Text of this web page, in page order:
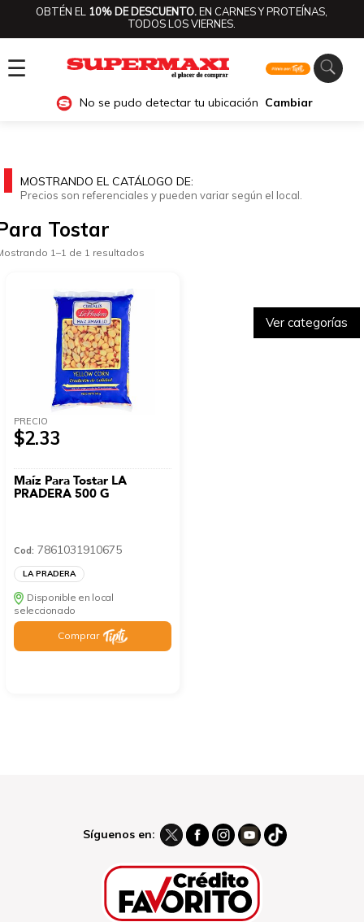
OBTÉN EL 10% DE DESCUENTO.EN CARNES Y PROTEÍNAS,
TODOS LOS VIERNES.
☰
No se pudo detectar tu ubicación Cambiar
Ver categorías
MOSTRANDO EL CATÁLOGO DE:
Precios son referenciales y pueden variar según el local.
Tostar
1–1 de 1 resultados
PRECIO
$2.33
Maíz Para Tostar LA
PRADERA 500 G
Cod: 7861031910675
LA PRADERA
Disponible en local
seleccionado
Comprar
Síguenos en: